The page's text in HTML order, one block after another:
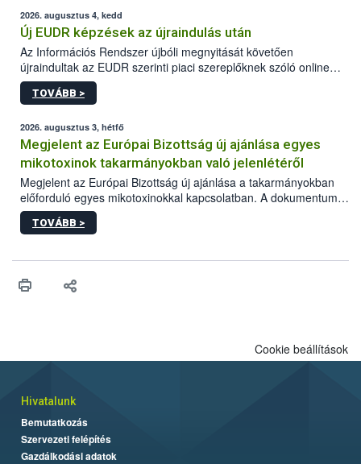
2026. augusztus 4, kedd
Új EUDR képzések az újraindulás után
Az Információs Rendszer újbóli megnyitását követően
újraindultak az EUDR szerinti piaci szereplőknek szóló online
képzések.
TOVÁBB >
2026. augusztus 3, hétfő
Megjelent az Európai Bizottság új ajánlása egyes
mikotoxinok takarmányokban való jelenlétéről
Megjelent az Európai Bizottság új ajánlása a takarmányokban
előforduló egyes mikotoxinokkal kapcsolatban. A dokumentum
2027-től új irányértékek alkalmazását írja elő, és a jelenleg
hatályos uniós ajánlások helyébe lép.
TOVÁBB >
Cookie beállítások
Hivatalunk
Bemutatkozás
Szervezeti felépítés
Gazdálkodási adatok